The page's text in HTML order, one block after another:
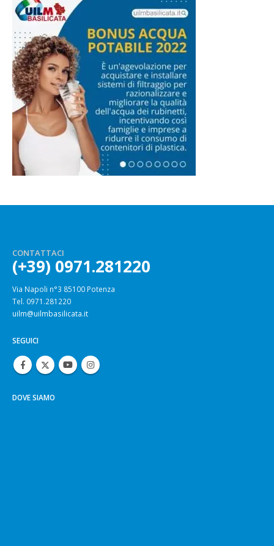
CONTATTACI
(+39) 0971.281220
Via Napoli n°3 85100 Potenza
Tel. 0971.281220
uilm@uilmbasilicata.it
SEGUICI
DOVE SIAMO